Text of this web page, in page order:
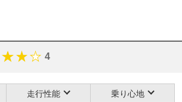
4
走行性能 乗り心地